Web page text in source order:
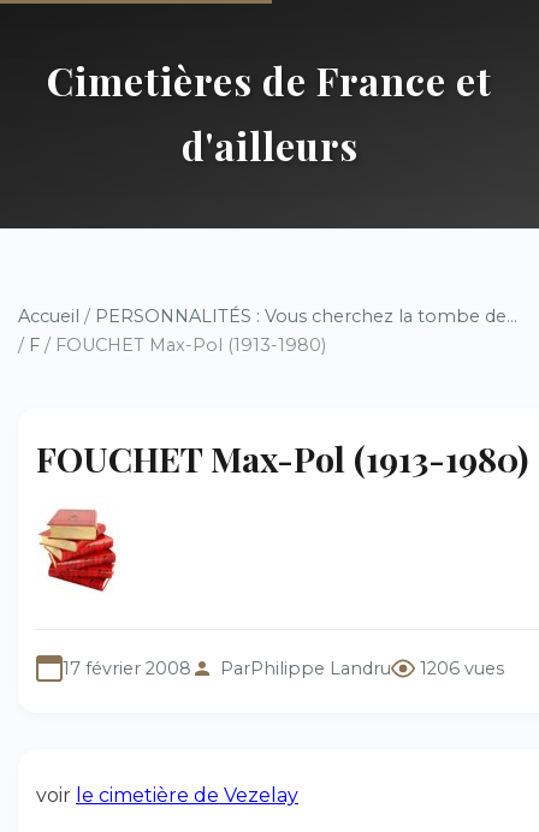
Cimetières de France et
d'ailleurs
Accueil / PERSONNALITÉS : Vous cherchez la tombe de...
/ F / FOUCHET Max-Pol (1913-1980)
FOUCHET Max-Pol (1913-1980)
17 février 2008 ParPhilippe Landru 1206 vues
voir le cimetière de Vezelay